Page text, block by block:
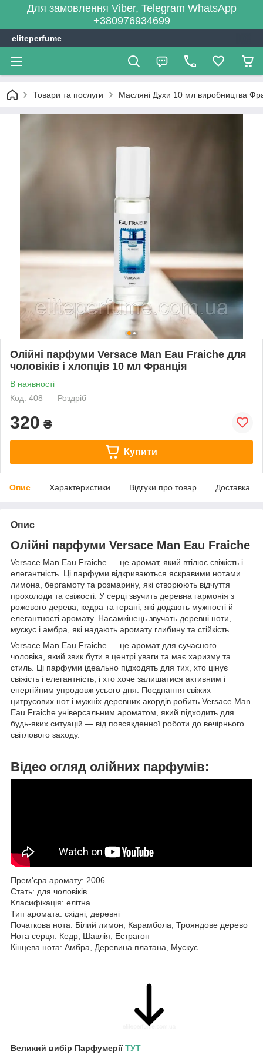
Для замовлення Viber, Telegram WhatsApp
+380976934699
eliteperfume
Товари та послуги Масляні Духи 10 мл виробництва
Олійні парфуми Versace Man Eau Fraiche для
чоловіків і хлопців 10 мл Франція
В наявності
Код: 408
Роздріб
320 ₴
Купити
Опис Характеристики Відгуки про товар Доставка
Опис
Олійні парфуми Versace Man Eau Fraiche
Versace Man Eau Fraiche — це аромат, який втілює свіжість і
елегантність. Ці парфуми відкриваються яскравими нотами
лимона, бергамоту та розмарину, які створюють відчуття
прохолоди та свіжості. У серці звучить деревна гармонія з
рожевого дерева, кедра та герані, які додають мужності й
елегантності аромату. Насамкінець звучать деревні ноти,
мускус і амбра, які надають аромату глибину та стійкість.
Versace Man Eau Fraiche — це аромат для сучасного
чоловіка, який звик бути в центрі уваги та має харизму та
стиль. Ці парфуми ідеально підходять для тих, хто цінує
свіжість і елегантність, і хто хоче залишатися активним і
енергійним упродовж усього дня. Поєднання свіжих
цитрусових нот і мужніх деревних акордів робить Versace Man
Eau Fraiche універсальним ароматом, який підходить для
будь-яких ситуацій — від повсякденної роботи до вечірнього
світлового заходу.
Відео огляд олійних парфумів:
Прем'єра аромату: 2006
Стать: для чоловіків
Класифікація: елітна
Тип аромата: східні, деревні
Початкова нота: Білий лимон, Карамбола, Трояндове дерево
Нота серця: Кедр, Шавлія, Естрагон
Кінцева нота: Амбра, Деревина платана, Мускус
Великий вибір ПарфумеріїТУТ